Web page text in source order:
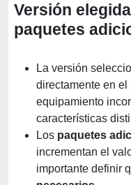
Versión
paquetes
La versión
directamente en el
equipamiento
características
Los paquetes
incrementan el
importante definir